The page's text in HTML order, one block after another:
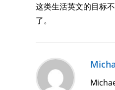
这类生活英文的目标
了。